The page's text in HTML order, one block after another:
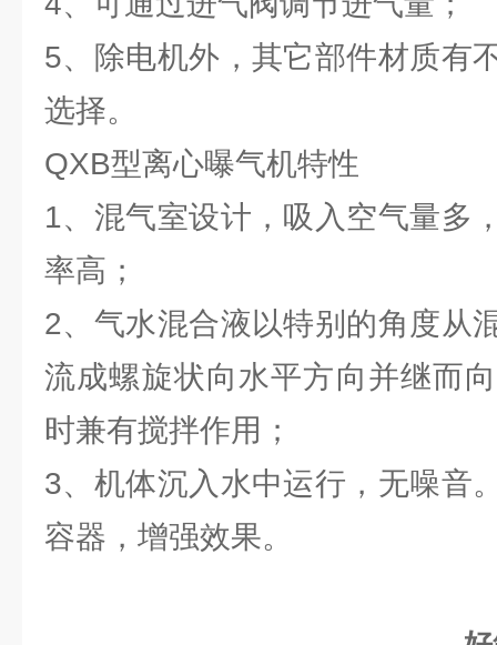
5、除电机外，其它部件材质有
选择。
QXB型离心曝气机特性
1、混气室设计，吸入空气量多
率高；
2、气水混合液以特别的角度从
流成螺旋状向水平方向并继而
时兼有搅拌作用；
3、机体沉入水中运行，无噪音
容器，增强效果。